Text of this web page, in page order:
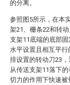
的分离。
参照图5所示，在本
架21、栅条22和转
支架11底端的底部
水平设置且相互平
排设置的转动刀23
从传送支架11落下
切力的作用下快速被